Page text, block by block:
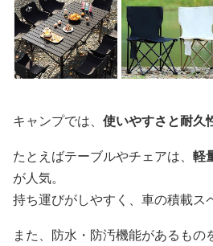
キャンプでは、 使いやすさと耐久
たとえばテーブルやチェアは、 軽
が人気。
持ち運びがしやすく、車の積載ス
また、防水・防汚機能があるも